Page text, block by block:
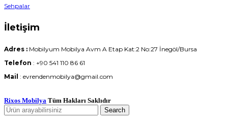
Sehpalar
İletişim
Adres : Mobilyum Mobilya Avm A Etap Kat:2 No:27 İnegöl/Bursa
Telefon : +90 541 110 86 61
Mail : evrendenmobilya@gmail.com
Rixos Mobilya Tüm Hakları Saklıdır
Search